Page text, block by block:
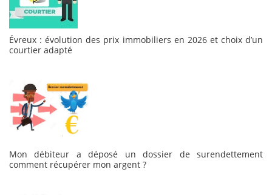
Évreux : évolution des prix immobiliers en 2026 et choix d’un
courtier adapté
Mon débiteur a déposé un dossier de surendettement
comment récupérer mon argent ?